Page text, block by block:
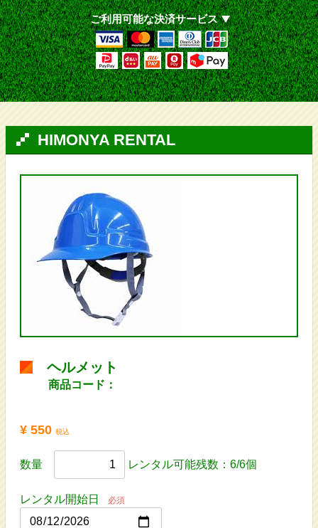
ご利用可能な決済サービス
HIMONYA RENTAL
ヘルメット
商品コード：
¥ 550 税込
数量 レンタル可能残数：6/6個
レンタル開始日 必須